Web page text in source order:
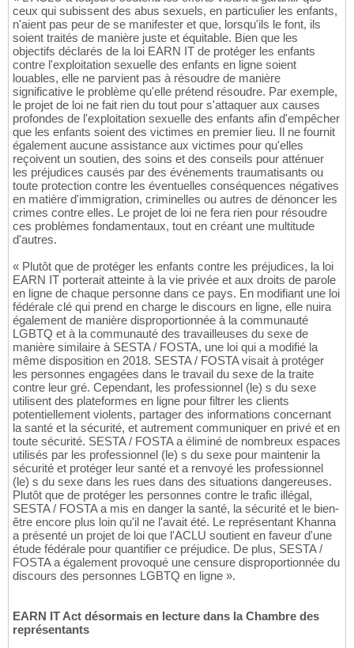
ceux qui subissent des abus sexuels, en particulier les enfants,
n'aient pas peur de se manifester et que, lorsqu'ils le font, ils
soient traités de manière juste et équitable. Bien que les
objectifs déclarés de la loi EARN IT de protéger les enfants
contre l'exploitation sexuelle des enfants en ligne soient
louables, elle ne parvient pas à résoudre de manière
significative le problème qu'elle prétend résoudre. Par exemple,
le projet de loi ne fait rien du tout pour s'attaquer aux causes
profondes de l'exploitation sexuelle des enfants afin d'empêcher
que les enfants soient des victimes en premier lieu. Il ne fournit
également aucune assistance aux victimes pour qu'elles
reçoivent un soutien, des soins et des conseils pour atténuer
les préjudices causés par des événements traumatisants ou
toute protection contre les éventuelles conséquences négatives
en matière d'immigration, criminelles ou autres de dénoncer les
crimes contre elles. Le projet de loi ne fera rien pour résoudre
ces problèmes fondamentaux, tout en créant une multitude
d'autres.
« Plutôt que de protéger les enfants contre les préjudices, la loi
EARN IT porterait atteinte à la vie privée et aux droits de parole
en ligne de chaque personne dans ce pays. En modifiant une loi
fédérale clé qui prend en charge le discours en ligne, elle nuira
également de manière disproportionnée à la communauté
LGBTQ et à la communauté des travailleuses du sexe de
manière similaire à SESTA / FOSTA, une loi qui a modifié la
même disposition en 2018. SESTA / FOSTA visait à protéger
les personnes engagées dans le travail du sexe de la traite
contre leur gré. Cependant, les professionnel (le) s du sexe
utilisent des plateformes en ligne pour filtrer les clients
potentiellement violents, partager des informations concernant
la santé et la sécurité, et autrement communiquer en privé et en
toute sécurité. SESTA / FOSTA a éliminé de nombreux espaces
utilisés par les professionnel (le) s du sexe pour maintenir la
sécurité et protéger leur santé et a renvoyé les professionnel
(le) s du sexe dans les rues dans des situations dangereuses.
Plutôt que de protéger les personnes contre le trafic illégal,
SESTA / FOSTA a mis en danger la santé, la sécurité et le bien-
être encore plus loin qu'il ne l'avait été. Le représentant Khanna
a présenté un projet de loi que l'ACLU soutient en faveur d'une
étude fédérale pour quantifier ce préjudice. De plus, SESTA /
FOSTA a également provoqué une censure disproportionnée du
discours des personnes LGBTQ en ligne ».
EARN IT Act désormais en lecture dans la Chambre des
représentants